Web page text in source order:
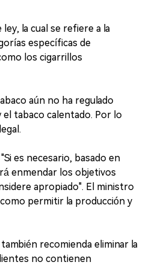
la cual se refiere a la
específicas de
los cigarrillos
aún no ha regulado
tabaco calentado. Por lo
es necesario, basado en
enmendar los objetivos
apropiado". El ministro
permitir la producción y
recomienda eliminar la
no contienen